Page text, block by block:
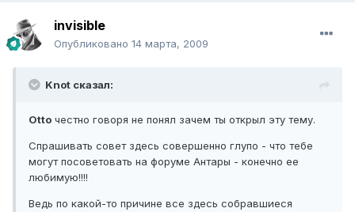
invisible
Опубликовано 14 марта, 2009
Knot сказал:
Otto честно говоря не понял зачем ты открыл эту тему.
Спрашивать совет здесь совершенно глупо - что тебе
могут посоветовать на форуме Антары - конечно ее
любимую!!!!
Ведь по какой-то причине все здесь собравшиеся